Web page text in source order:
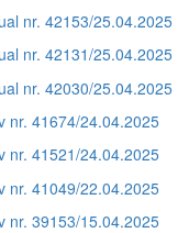
nr. 42153/25.04.2025
nr. 42131/25.04.2025
nr. 42030/25.04.2025
nr. 41674/24.04.2025
nr. 41521/24.04.2025
nr. 41049/22.04.2025
nr. 39153/15.04.2025